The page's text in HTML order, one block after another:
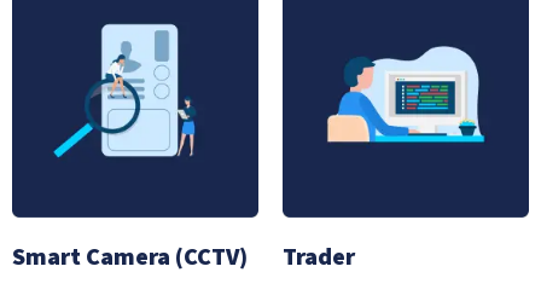
Smart Camera (CCTV) Trader